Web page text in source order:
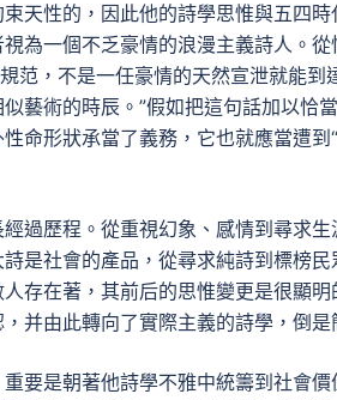
天性的，因此他的詩學思惟與五四
為一個不乏豪情的浪漫主義詩人。
范，不是一任豪情的天然宣泄就能
藝術的時辰。”假如把這句話加以恰
命形狀承當了義務，它也就應當遭
過歷程。從重視幻象、感情到尋求
是社會的產品，從尋求純詩到標榜
存在著，其前后的思惟變更是很顯
并由此轉向了實際主義的詩學，倒是
要是朝著他詩學不雅中統籌到社會